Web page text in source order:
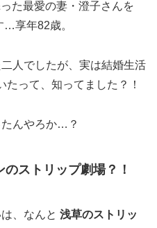
た最愛の妻・澄子さんを
…享年82歳。
人でしたが、実は結婚生活
たって、知ってました？！
んやろか…？
ストリップ劇場？！
、なんと 浅草のストリッ